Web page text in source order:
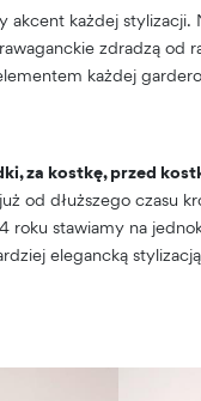
każdej
zdradzą od
każdej
za kostkę, przed
od dłuższego czasu
stawiamy na
elegancką